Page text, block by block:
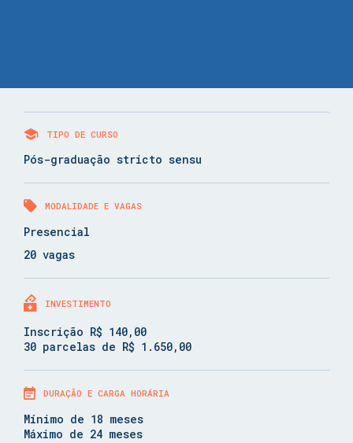
TIPO DE CURSO
Pós-graduação stricto sensu
MODALIDADE E VAGAS
Presencial
20 vagas
INVESTIMENTO
Inscrição R$ 140,00
30 parcelas de R$ 1.650,00
DURAÇÃO E CARGA HORÁRIA
Mínimo de 18 meses
Máximo de 24 meses